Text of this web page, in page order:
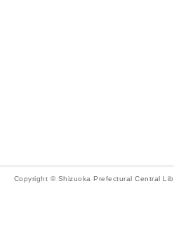
Copyright © Shizuoka Prefectural Central